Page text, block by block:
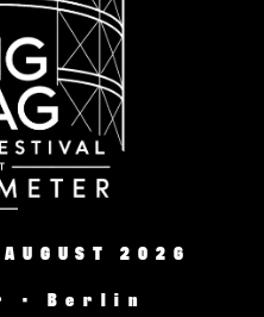
2026
· Berlin